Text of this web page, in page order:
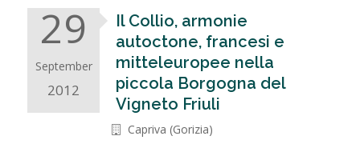
29
September
2012
Il Collio, armonie
autoctone, francesi e
mitteleuropee nella
piccola Borgogna del
Vigneto Friuli
Capriva (Gorizia)